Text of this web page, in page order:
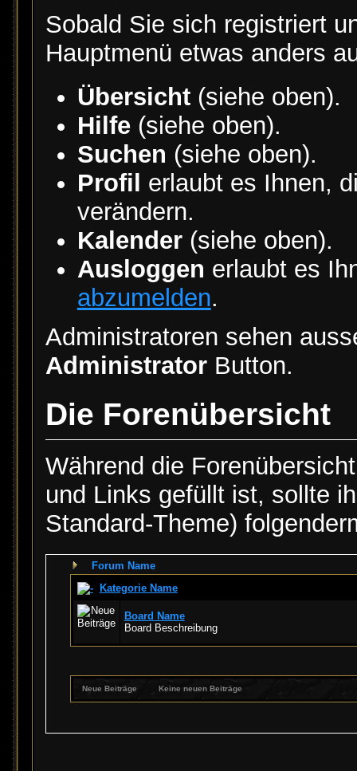
Sobald Sie sich registriert
Hauptmenü etwas anders
Übersicht(siehe oben).
Hilfe(siehe oben).
Suchen (siehe oben).
Profil erlaubt es Ihnen,
verändern.
Kalender(siehe oben).
Ausloggen erlaubt es
abzumelden.
Administratoren sehen
AdministratorButton.
Die Forenübersicht
Während die
und Links gefüllt ist, sollte
Standard-Theme)
Forum Name
Kategorie Name
Board Name
Board Beschreibung
Neue Beiträge Keine neuen Beiträge